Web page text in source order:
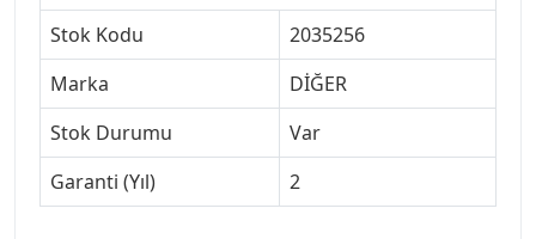
Stok Kodu
2035256
Marka
DİĞER
Stok Durumu
Var
Garanti (Yıl)
2